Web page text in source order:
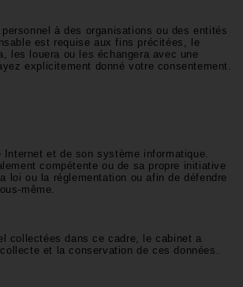
à des organisations ou des entités
est requise aux fins précitées, le
les louera ou les échangera avec une
explicitement donné votre consentement.
et de son système informatique.
compétente ou de sa propre initiative
loi ou la réglementation ou afin de défendre
même.
collectées dans ce cadre, le cabinet a
et la conservation de ces données.